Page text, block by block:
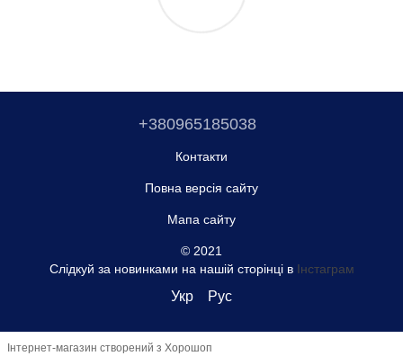
+380965185038
Контакти
Повна версія сайту
Мапа сайту
© 2021
Слідкуй за новинками на нашій сторінці в Інстаграм
Укр Рус
Інтернет-магазин створений з Хорошоп